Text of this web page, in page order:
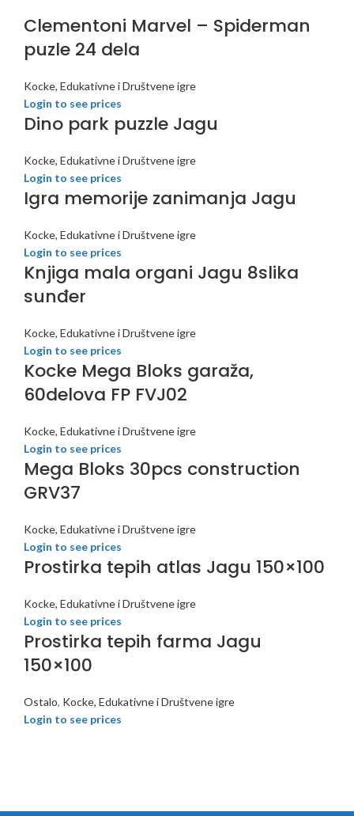
Clementoni Marvel – Spiderman
puzle 24 dela
Kocke, Edukativne i Društvene igre
Login to see prices
Dino park puzzle Jagu
Kocke, Edukativne i Društvene igre
Login to see prices
Igra memorije zanimanja Jagu
Kocke, Edukativne i Društvene igre
Login to see prices
Knjiga mala organi Jagu 8slika
sunđer
Kocke, Edukativne i Društvene igre
Login to see prices
Kocke Mega Bloks garaža,
60delova FP FVJ02
Kocke, Edukativne i Društvene igre
Login to see prices
Mega Bloks 30pcs construction
GRV37
Kocke, Edukativne i Društvene igre
Login to see prices
Prostirka tepih atlas Jagu 150×100
Kocke, Edukativne i Društvene igre
Login to see prices
Prostirka tepih farma Jagu
150×100
Ostalo, Kocke, Edukativne i Društvene igre
Login to see prices